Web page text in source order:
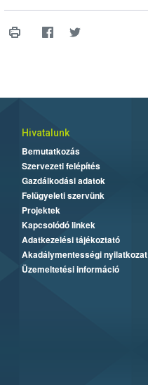
Hivatalunk
Bemutatkozás
Szervezeti felépítés
Gazdálkodási adatok
Felügyeleti szervünk
Projektek
Kapcsolódó linkek
Adatkezelési tájékoztató
Akadálymentességi nyilatkozat
Üzemeltetési információ